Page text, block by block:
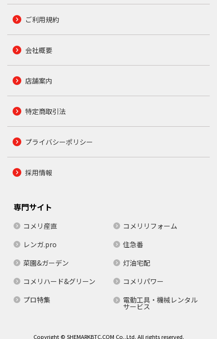
ご利用規約
会社概要
店舗案内
特定商取引法
プライバシーポリシー
採用情報
専門サイト
コメリ産直
コメリリフォーム
レンガ.pro
住急番
菜園&ガーデン
灯油宅配
コメリハード&グリーン
コメリパワー
プロ特集
電動工具・機械レンタル
サービス
Copyright © SHEMARKBTC.COM Co.,Ltd. All rights reserved.